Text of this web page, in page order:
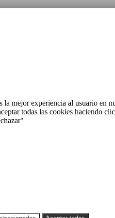
la mejor experiencia al usuario en
todas las cookies haciendo